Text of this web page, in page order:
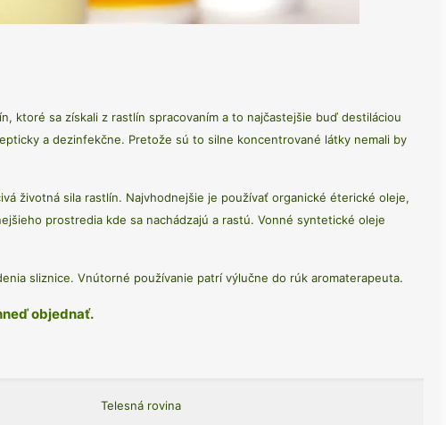
ktoré sa získali z rastlín spracovaním a to najčastejšie buď destiláciou
a dezinfekčne. Pretože sú to silne koncentrované látky nemali by
životná sila rastlín. Najvhodnejšie je používať organické éterické oleje,
prostredia kde sa nachádzajú a rastú. Vonné syntetické oleje
sliznice. Vnútorné používanie patrí výlučne do rúk aromaterapeuta.
objednať.
Telesná rovina